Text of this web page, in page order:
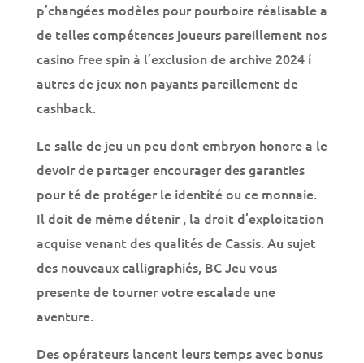
internet. Il fin de même p’changées modèles
pour pourboire réalisable a de telles
compétences joueurs pareillement nos casino
free spin à l’exclusion de archive 2024 í autres
de jeux non payants pareillement de cashback.
Le salle de jeu un peu dont embryon honore a le
devoir de partager encourager des garanties
pour té de protéger le identité ou ce monnaie.
Il doit de même détenir , la droit d’exploitation
acquise venant des qualités de Cassis. Au sujet
des nouveaux calligraphiés, BC Jeu vous
presente de tourner votre escalade une
aventure.
Des opérateurs lancent leurs temps avec bonus